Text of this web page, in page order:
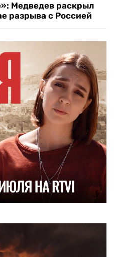
Медведев раскрыл
разрыва с Россией